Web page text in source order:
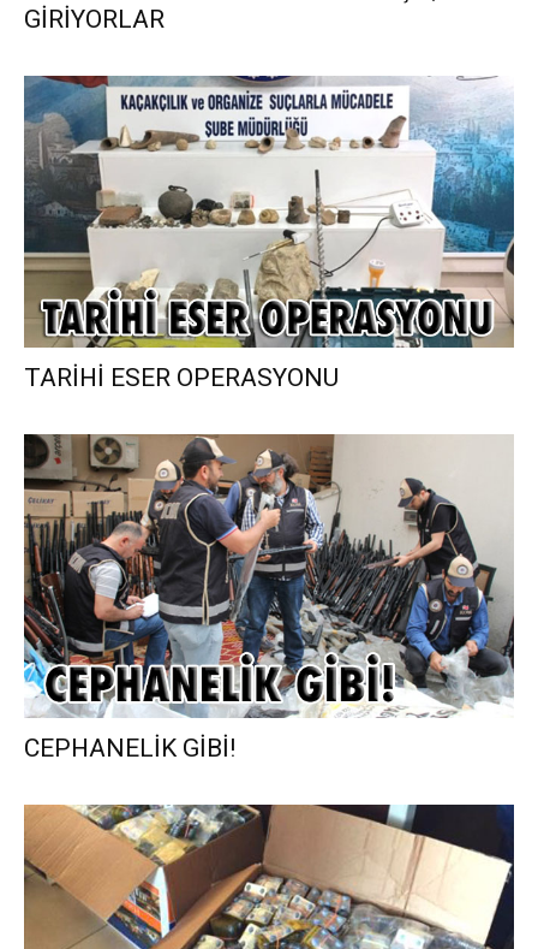
GİRİYORLAR
TARİHİ ESER OPERASYONU
CEPHANELİK GİBİ!